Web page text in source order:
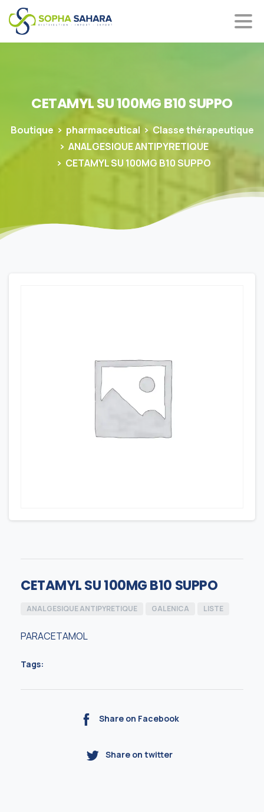
CETAMYLSU100MGB10SUPPO
Boutique pharmaceutical
Classe thérapeutique
ANALGESIQUE ANTIPYRETIQUE
CETAMYL SU 100MG B10 SUPPO
CETAMYL SU 100MG B10 SUPPO
ANALGESIQUE ANTIPYRETIQUE GALENICA LISTE
PARACETAMOL
Tags:
Share on Facebook
Share on twitter